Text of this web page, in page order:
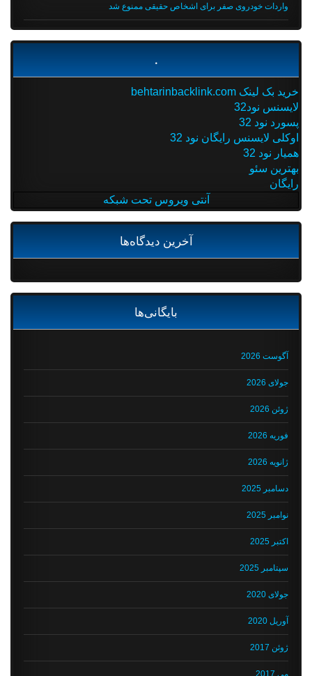
واردات خودروی صفر برای اشخاص حقیقی ممنوع شد
خرید بک لینک behtarinbacklink.com
لایسنس نود32
پسورد نود 32
اوکلی لایسنس رایگان نود 32
همیار نود 32
بهترین سئو
رایگان
آنتی ویروس تحت شبکه
آخرین دیدگاه‌ها
بایگانی‌ها
آگوست 2026
جولای 2026
ژوئن 2026
فوریه 2026
ژانویه 2026
دسامبر 2025
نوامبر 2025
اکتبر 2025
سپتامبر 2025
جولای 2020
آوریل 2020
ژوئن 2017
می 2017